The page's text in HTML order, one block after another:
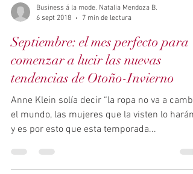
Business á la mode. Natalia Mendoza B.
6 sept 2018
7 min de lectura
Septiembre: el mes perfecto para
tendencias de Otoño-Invierno
Anne Klein solía decir “la ropa no va a
y es por esto que esta temporada...